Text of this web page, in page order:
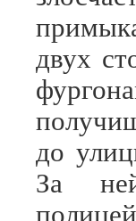
двух
до
За